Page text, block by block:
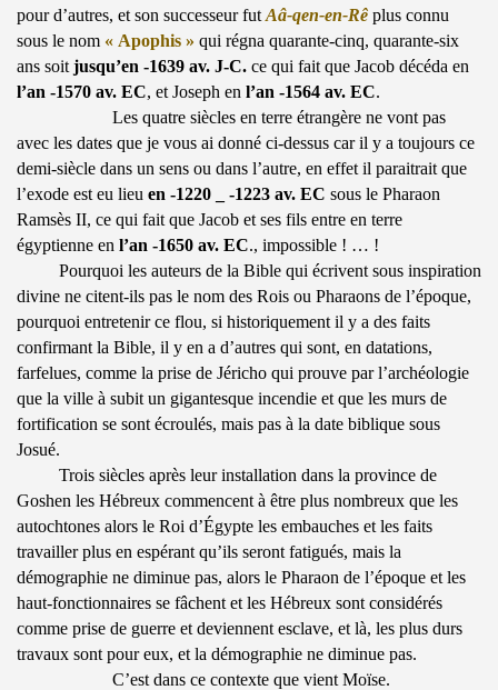
pour d’autres, et son successeur fut Aâ-qen-en-Rêplus connu
sous le nom « Apophis » qui régna quarante-cinq, quarante-six
ans soit jusqu’en -1639 av. J-C.ce qui fait que Jacob décéda en
l’an -1570 av. EC, et Joseph en l’an -1564 av. EC.
Les quatre siècles en terre étrangère ne vont pas
avec les dates que je vous ai donné ci-dessus car il y a toujours ce
demi-siècle dans un sens ou dans l’autre, en effet il paraitrait que
l’exode est eu lieu en -1220 _ -1223 av. EC sous le Pharaon
Ramsès II, ce qui fait que Jacob et ses fils entre en terre
égyptienne en l’an -1650 av. EC., impossible ! … !
Pourquoi les auteurs de la Bible qui écrivent sous inspiration
divine ne citent-ils pas le nom des Rois ou Pharaons de l’époque,
pourquoi entretenir ce flou, si historiquement il y a des faits
confirmant la Bible, il y en a d’autres qui sont, en datations,
farfelues, comme la prise de Jéricho qui prouve par l’archéologie
que la ville à subit un gigantesque incendie et que les murs de
fortification se sont écroulés, mais pas à la date biblique sous
Josué.
Trois siècles après leur installation dans la province de
Goshen les Hébreux commencent à être plus nombreux que les
autochtones alors le Roi d’Égypte les embauches et les faits
travailler plus en espérant qu’ils seront fatigués, mais la
démographie ne diminue pas, alors le Pharaon de l’époque et les
haut-fonctionnaires se fâchent et les Hébreux sont considérés
comme prise de guerre et deviennent esclave, et là, les plus durs
travaux sont pour eux, et la démographie ne diminue pas.
C’est dans ce contexte que vient Moïse.